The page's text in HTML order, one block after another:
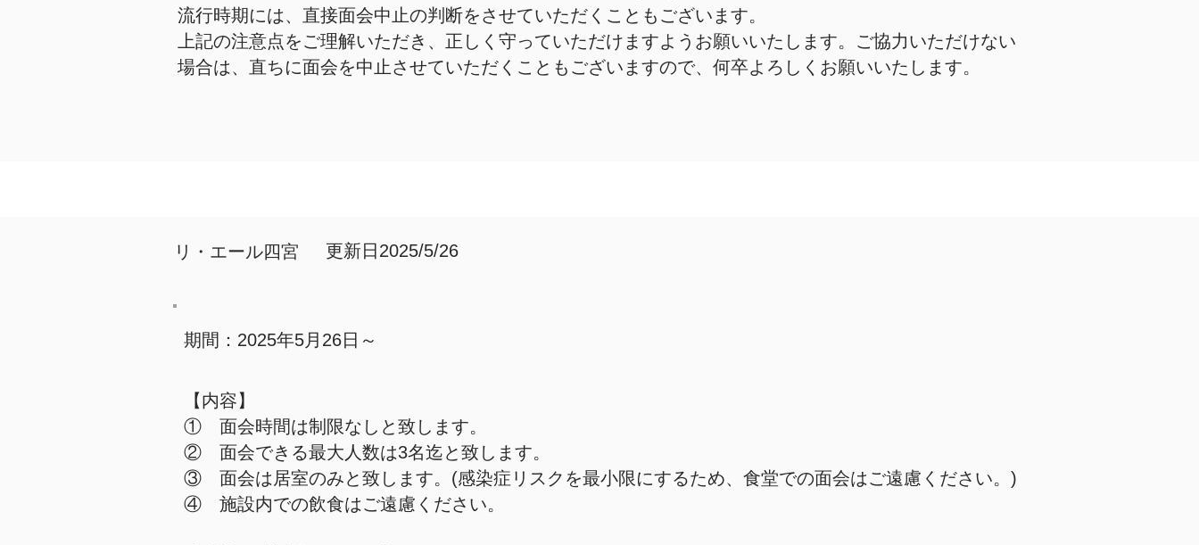
流行時期には、直接面会中止の判断をさせていただくこともございます。
上記の注意点をご理解いただき、正しく守っていただけますようお願いいたします。ご協力いただけない
場合は、直ちに面会を中止させていただくこともございますので、何卒よろしくお願いいたします。
リ・エール四宮 更新日2025/5/26
期間：2025年5月26日～
【内容】
① 面会時間は制限なしと致します。
② 面会できる最大人数は3名迄と致します。
③ 面会は居室のみと致します。(感染症リスクを最小限にするため、食堂での面会はご遠慮ください。)
④ 施設内での飲食はご遠慮ください。